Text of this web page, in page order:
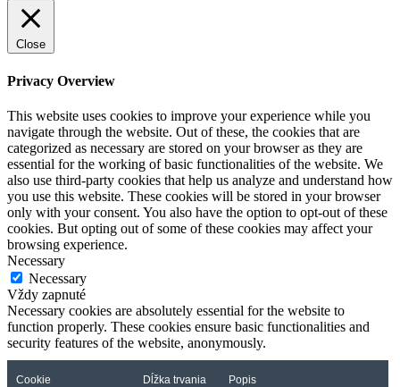
Close
Privacy Overview
This website uses cookies to improve your experience while you
navigate through the website. Out of these, the cookies that are
categorized as necessary are stored on your browser as they are
essential for the working of basic functionalities of the website. We
also use third-party cookies that help us analyze and understand how
you use this website. These cookies will be stored in your browser
only with your consent. You also have the option to opt-out of these
cookies. But opting out of some of these cookies may affect your
browsing experience.
Necessary
Necessary
Vždy zapnuté
Necessary cookies are absolutely essential for the website to
function properly. These cookies ensure basic functionalities and
security features of the website, anonymously.
Cookie Dĺžka trvania Popis